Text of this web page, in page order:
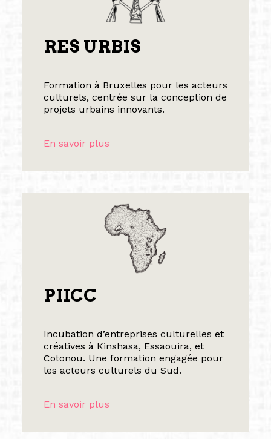
RES URBIS
Formation à Bruxelles pour les acteurs
culturels, centrée sur la conception de
projets urbains innovants.
En savoir plus
PIICC
Incubation d’entreprises culturelles et
créatives à Kinshasa, Essaouira, et
Cotonou. Une formation engagée pour
les acteurs culturels du Sud.
En savoir plus